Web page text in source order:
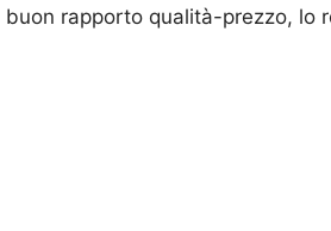
rapporto qualità-prezzo, lo